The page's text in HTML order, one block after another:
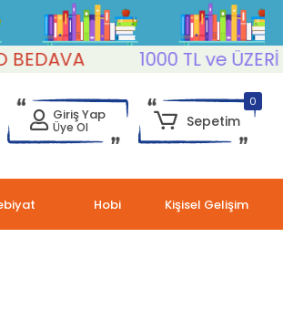
1000 TL ve ÜZERİ
Giriş Yap
Üye Ol
0
Sepetim
Hobi Kişisel Gelişim